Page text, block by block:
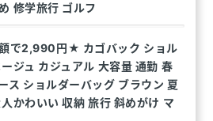
修学旅行 ゴルフ
で2,990円★ カゴバック ショル
ジュ カジュアル 大容量 通勤 春
ス ショルダーバッグ ブラウン 夏
かわいい 収納 旅行 斜めがけ マ